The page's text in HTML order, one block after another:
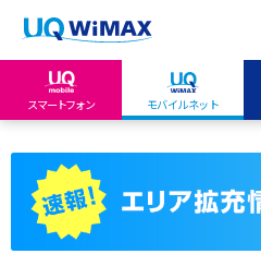
スマートフォン モバイルネット
My UQ mobile
UQ WiMAX
UQ WiMAX